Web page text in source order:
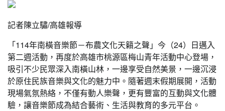
記者陳立驌/高雄報導
「114年南橫音樂節－布農文化天籟之聲」今（24）日邁入
第二週活動，再度於高雄市桃源區梅山青年活動中心登場，
吸引不少民眾深入南橫山林，一邊享受自然美景，一邊沉浸
於原住民族音樂與文化的魅力中。隨著週末假期展開，活動
現場氣氛熱絡，不僅有動人樂聲，更有豐富的互動與文化體
驗，讓音樂節成為結合藝術、生活與教育的多元平台。